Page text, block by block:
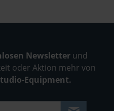
Newsletter und
oder Aktion mehr von
Equipment.